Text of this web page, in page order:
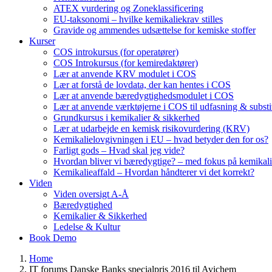
ATEX vurdering og Zoneklassificering
EU-taksonomi – hvilke kemikaliekrav stilles
Gravide og ammendes udsættelse for kemiske stoffer
Kurser
COS introkursus (for operatører)
COS Introkursus (for kemiredaktører)
Lær at anvende KRV modulet i COS
Lær at forstå de lovdata, der kan hentes i COS
Lær at anvende bæredygtighedsmodulet i COS
Lær at anvende værktøjerne i COS til udfasning &
Grundkursus i kemikalier & sikkerhed
Lær at udarbejde en kemisk risikovurdering (KRV)
Kemikalielovgivningen i EU – hvad betyder den for os?
Farligt gods – Hvad skal jeg vide?
Hvordan bliver vi bæredygtige? – med fokus på
Kemikalieaffald – Hvordan håndterer vi det korrekt?
Viden
Viden oversigt A-Å
Bæredygtighed
Kemikalier & Sikkerhed
Ledelse & Kultur
Book Demo
Home
IT forums Danske Banks specialpris 2016 til Avichem